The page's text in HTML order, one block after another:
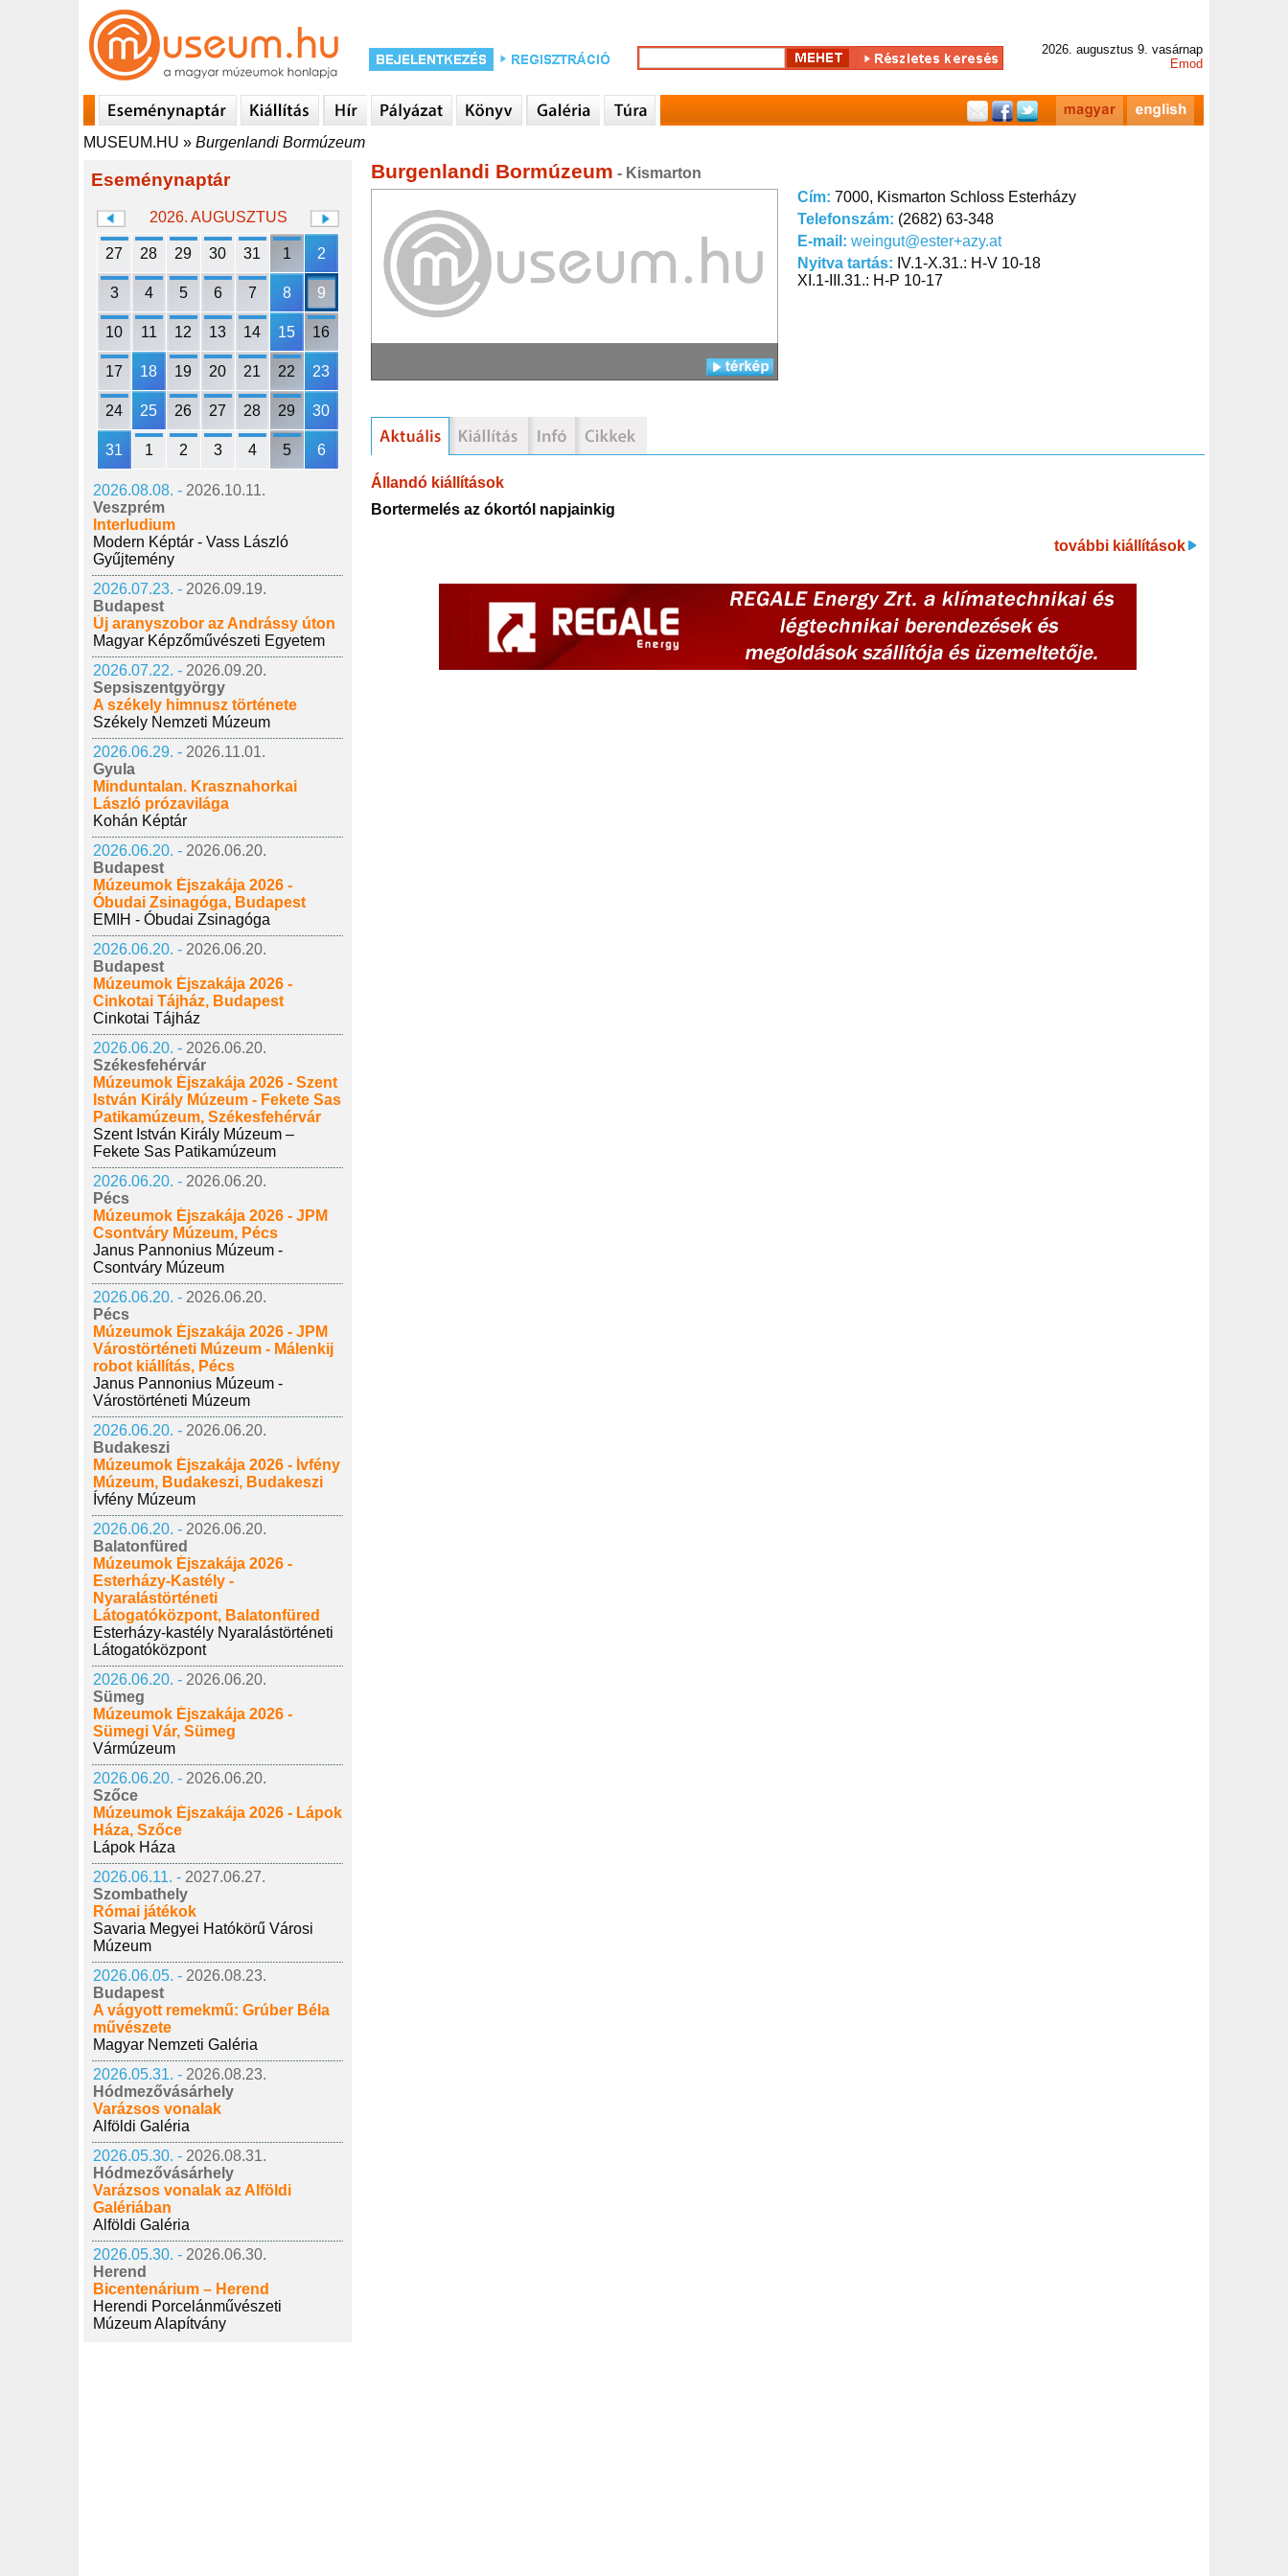
2026. augusztus 9. vasárnap
Emod
MUSEUM.HU » Burgenlandi Bormúzeum
Eseménynaptár
2026. AUGUSZTUS
27 28 29 30 31 1 2
3 4 5 6 7 8 9
10 11 12 13 14 15 16
17 18 19 20 21 22 23
24 25 26 27 28 29 30
31 1 2 3 4 5 6
2026.08.08. - 2026.10.11.
Veszprém
Interludium
Modern Képtár - Vass László
Gyűjtemény
2026.07.23. - 2026.09.19.
Budapest
Új aranyszobor az Andrássy úton
Magyar Képzőművészeti Egyetem
2026.07.22. - 2026.09.20.
Sepsiszentgyörgy
A székely himnusz története
Székely Nemzeti Múzeum
2026.06.29. - 2026.11.01.
Gyula
Minduntalan. Krasznahorkai
László prózavilága
Kohán Képtár
2026.06.20. - 2026.06.20.
Budapest
Múzeumok Éjszakája 2026 -
Óbudai Zsinagóga, Budapest
EMIH - Óbudai Zsinagóga
2026.06.20. - 2026.06.20.
Budapest
Múzeumok Éjszakája 2026 -
Cinkotai Tájház, Budapest
Cinkotai Tájház
2026.06.20. - 2026.06.20.
Székesfehérvár
Múzeumok Éjszakája 2026 - Szent
István Király Múzeum - Fekete Sas
Patikamúzeum, Székesfehérvár
Szent István Király Múzeum –
Fekete Sas Patikamúzeum
2026.06.20. - 2026.06.20.
Pécs
Múzeumok Éjszakája 2026 - JPM
Csontváry Múzeum, Pécs
Janus Pannonius Múzeum -
Csontváry Múzeum
2026.06.20. - 2026.06.20.
Pécs
Múzeumok Éjszakája 2026 - JPM
Várostörténeti Múzeum - Málenkij
robot kiállítás, Pécs
Janus Pannonius Múzeum -
Várostörténeti Múzeum
2026.06.20. - 2026.06.20.
Budakeszi
Múzeumok Éjszakája 2026 - Ívfény
Múzeum, Budakeszi, Budakeszi
Ívfény Múzeum
2026.06.20. - 2026.06.20.
Balatonfüred
Múzeumok Éjszakája 2026 -
Esterházy-Kastély -
Nyaralástörténeti
Látogatóközpont, Balatonfüred
Esterházy-kastély Nyaralástörténeti
Látogatóközpont
2026.06.20. - 2026.06.20.
Sümeg
Múzeumok Éjszakája 2026 -
Sümegi Vár, Sümeg
Vármúzeum
2026.06.20. - 2026.06.20.
Szőce
Múzeumok Éjszakája 2026 - Lápok
Háza, Szőce
Lápok Háza
2026.06.11. - 2027.06.27.
Szombathely
Római játékok
Savaria Megyei Hatókörű Városi
Múzeum
2026.06.05. - 2026.08.23.
Budapest
A vágyott remekmű: Grúber Béla
művészete
Magyar Nemzeti Galéria
2026.05.31. - 2026.08.23.
Hódmezővásárhely
Varázsos vonalak
Alföldi Galéria
2026.05.30. - 2026.08.31.
Hódmezővásárhely
Varázsos vonalak az Alföldi
Galériában
Alföldi Galéria
2026.05.30. - 2026.06.30.
Herend
Bicentenárium – Herend
Herendi Porcelánművészeti
Múzeum Alapítvány
Burgenlandi Bormúzeum - Kismarton
Cím: 7000, Kismarton Schloss Esterházy
Telefonszám: (2682) 63-348
E-mail: weingut@ester+azy.at
Nyitva tartás: IV.1-X.31.: H-V 10-18
XI.1-III.31.: H-P 10-17
Állandó kiállítások
Bortermelés az ókortól napjainkig
további kiállítások